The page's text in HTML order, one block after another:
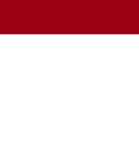
PEC: dipartimento.dicea@pec.unipd.it